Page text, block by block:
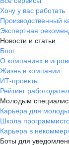
Хочу у вас работать
Производственный
Экспертная
Новости и статьи
Блог
О компаниях в
Жизнь в компании
ИТ-проекты
Рейтинг
Молодым
Карьера для
Школа
Карьера в
Боты для